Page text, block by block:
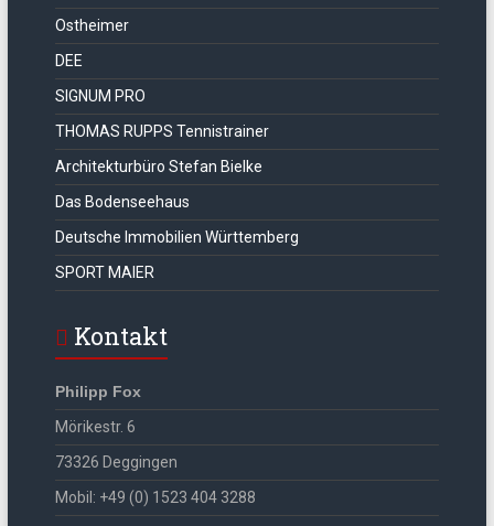
Ostheimer
DEE
SIGNUM PRO
THOMAS RUPPS Tennistrainer
Architekturbüro Stefan Bielke
Das Bodenseehaus
Deutsche Immobilien Württemberg
SPORT MAIER
Kontakt
Philipp Fox
Mörikestr. 6
73326 Deggingen
Mobil: +49 (0) 1523 404 3288